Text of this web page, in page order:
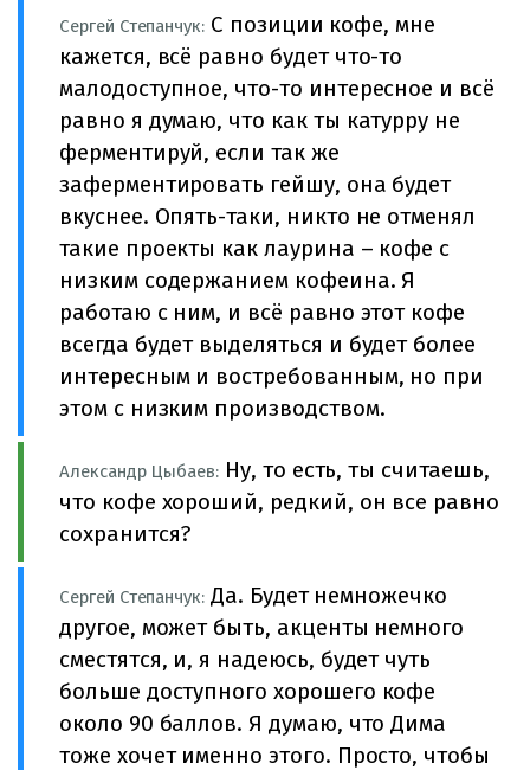
Сергей Степанчук: С позиции кофе, мне
кажется, всё равно будет что-то
малодоступное, что-то интересное и всё
равно я думаю, что как ты катурру не
ферментируй, если так же
заферментировать гейшу, она будет
вкуснее. Опять-таки, никто не отменял
такие проекты как лаурина – кофе с
низким содержанием кофеина. Я
работаю с ним, и всё равно этот кофе
всегда будет выделяться и будет более
интересным и востребованным, но при
этом с низким производством.
Александр Цыбаев: Ну, то есть, ты считаешь,
что кофе хороший, редкий, он все равно
сохранится?
Сергей Степанчук: Да. Будет немножечко
другое, может быть, акценты немного
сместятся, и, я надеюсь, будет чуть
больше доступного хорошего кофе
около 90 баллов. Я думаю, что Дима
тоже хочет именно этого. Просто, чтобы